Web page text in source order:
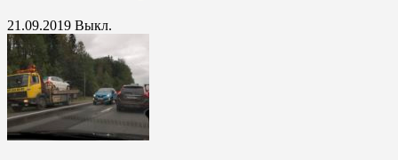
21.09.2019 Выкл.